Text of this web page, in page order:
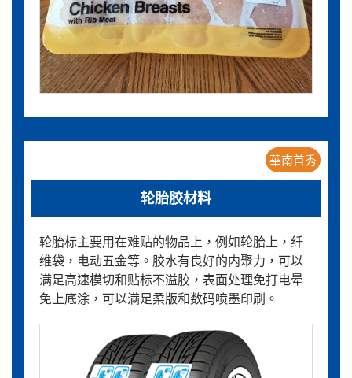
華南首秀
轮胎胶材料
轮胎标主要用在难贴的物品上，例如轮胎上，纤
维袋，电动五金等。胶水有良好的内聚力，可以
满足高速模切和贴标不溢胶，表面处理免打电晕
免上底涂，可以满足柔版和数码喷墨印刷。